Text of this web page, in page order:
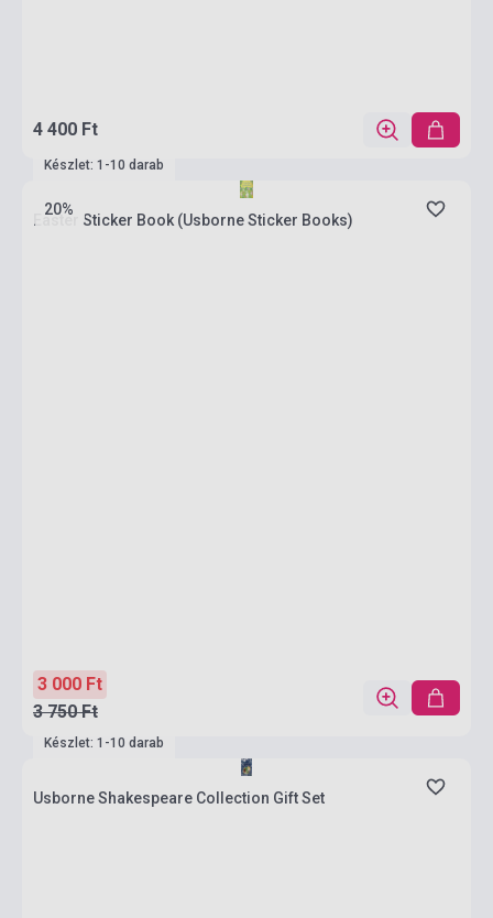
4 400 Ft
20%
Készlet: 1-10 darab
Easter Sticker Book (Usborne Sticker Books)
3 000 Ft
3 750 Ft
Készlet: 1-10 darab
Usborne Shakespeare Collection Gift Set